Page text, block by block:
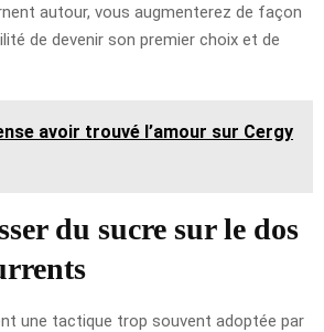
autour, vous augmenterez de façon
de devenir son premier choix et de
avoir trouvé l’amour sur Cergy
du sucre sur le dos
une tactique trop souvent adoptée par